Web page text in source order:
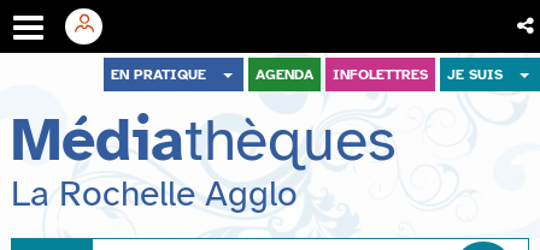
menu
contenu
recherche
EN PRATIQUE AGENDA INFOLETTRES JE SUIS
Médiathèques
La Rochelle Agglo